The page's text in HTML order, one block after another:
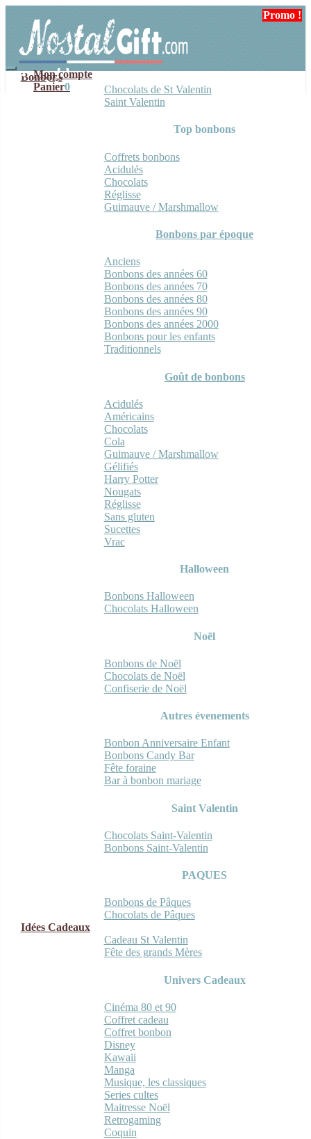
navigation
contenu
Mon compte
Panier0
Bonbons
Chocolats de St Valentin
Saint Valentin
Top bonbons
Coffrets bonbons
Acidulés
Chocolats
Réglisse
Guimauve / Marshmallow
Bonbons par époque
Anciens
Bonbons des années 60
Bonbons des années 70
Bonbons des années 80
Bonbons des années 90
Bonbons des années 2000
Bonbons pour les enfants
Traditionnels
Goût de bonbons
Acidulés
Américains
Chocolats
Cola
Guimauve / Marshmallow
Gélifiés
Harry Potter
Nougats
Réglisse
Sans gluten
Sucettes
Vrac
Halloween
Bonbons Halloween
Chocolats Halloween
Noël
Bonbons de Noël
Chocolats de Noël
Confiserie de Noël
Autres évenements
Bonbon Anniversaire Enfant
Bonbons Candy Bar
Fête foraine
Bar à bonbon mariage
Saint Valentin
Chocolats Saint-Valentin
Bonbons Saint-Valentin
PAQUES
Bonbons de Pâques
Chocolats de Pâques
Idées Cadeaux
Cadeau St Valentin
Fête des grands Mères
Univers Cadeaux
Cinéma 80 et 90
Coffret cadeau
Coffret bonbon
Disney
Kawaii
Manga
Musique, les classiques
Series cultes
Maitresse Noël
Retrogaming
Coquin
Promo !
Promo !
Promo !
Promo !
Promo !
Promo !